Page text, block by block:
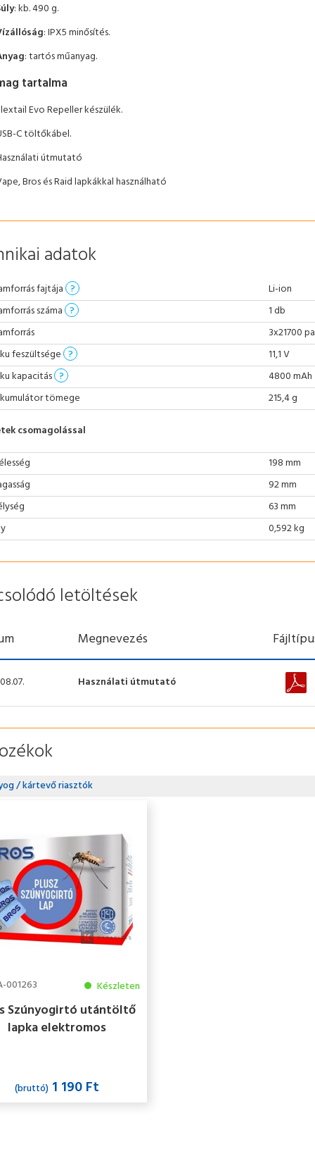
: kb. 490 g.
: IPX5 minősítés.
: tartós műanyag.
tartalma
Evo Repeller készülék.
C töltőkábel.
útmutató
Bros és Raid lapkákkal használható
adatok
fajtája ?
Li-ion
száma ?
1 db
3x21700
feszültsége ?
11,1 V
kapacitás ?
4800 mAh
tömege
215,4 g
csomagolással
198 mm
92 mm
63 mm
0,592 kg
letöltések
Megnevezés
Használati útmutató
/ kártevő riasztók
001263 Készleten
Szúnyogirtó utántöltő
lapka elektromos
(bruttó) 1 190 Ft